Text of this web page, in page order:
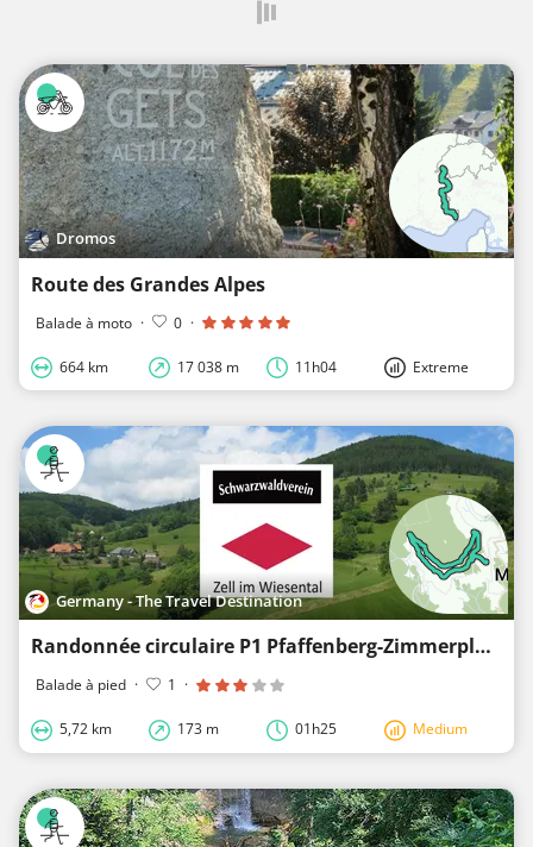
Dromos
Route des Grandes Alpes
Balade à moto · 0 ·
664 km 17 038 m 11h04 Extreme
Germany - The Travel Destination
Randonnée circulaire P1 Pfaffenberg-Zimmerplatz-Oberblauen-Käserntanne-Pfaffenberg
Balade à pied · 1 ·
5,72 km 173 m 01h25 Medium